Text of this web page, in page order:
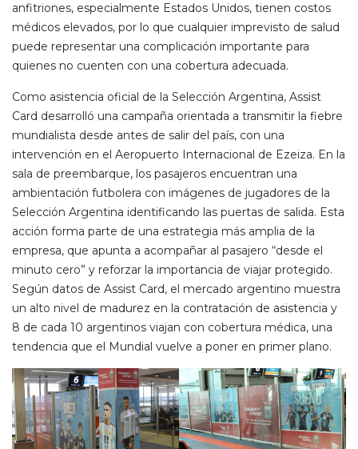
anfitriones, especialmente Estados Unidos, tienen costos
médicos elevados, por lo que cualquier imprevisto de salud
puede representar una complicación importante para
quienes no cuenten con una cobertura adecuada.
Como asistencia oficial de la Selección Argentina, Assist
Card desarrolló una campaña orientada a transmitir la fiebre
mundialista desde antes de salir del país, con una
intervención en el Aeropuerto Internacional de Ezeiza. En la
sala de preembarque, los pasajeros encuentran una
ambientación futbolera con imágenes de jugadores de la
Selección Argentina identificando las puertas de salida. Esta
acción forma parte de una estrategia más amplia de la
empresa, que apunta a acompañar al pasajero “desde el
minuto cero” y reforzar la importancia de viajar protegido.
Según datos de Assist Card, el mercado argentino muestra
un alto nivel de madurez en la contratación de asistencia y
8 de cada 10 argentinos viajan con cobertura médica, una
tendencia que el Mundial vuelve a poner en primer plano.